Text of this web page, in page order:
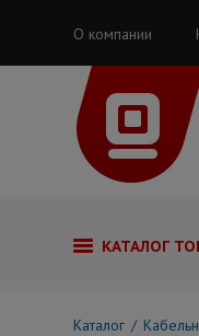
О компании
КАТАЛОГ
Каталог